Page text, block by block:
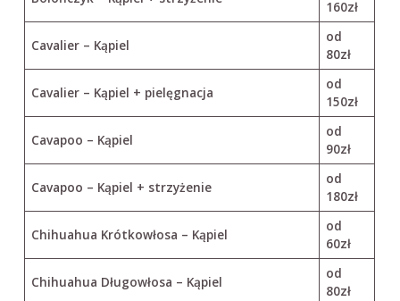
160zł
Cavalier – Kąpiel
od
80zł
Cavalier – Kąpiel + pielęgnacja
od
150zł
Cavapoo – Kąpiel
od
90zł
Cavapoo – Kąpiel + strzyżenie
od
180zł
Chihuahua Krótkowłosa – Kąpiel
od
60zł
Chihuahua Długowłosa – Kąpiel
od
80zł